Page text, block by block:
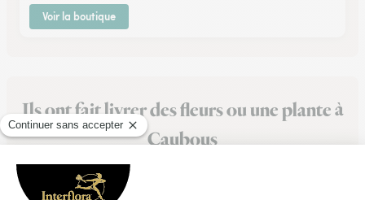
Voir la boutique
Ils ont fait livrer des fleurs ou une plante à
Caubous